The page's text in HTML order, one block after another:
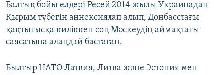
Балтық бойы елдері Ресей 2014 жылы Украинадан
Қырым түбегін аннексиялап алып, Донбасстағы
қақтығысқа киліккен соң Мәскеудің аймақтағы
саясатына алаңдай бастаған.
Былтыр НАТО Латвия, Литва және Эстония мен